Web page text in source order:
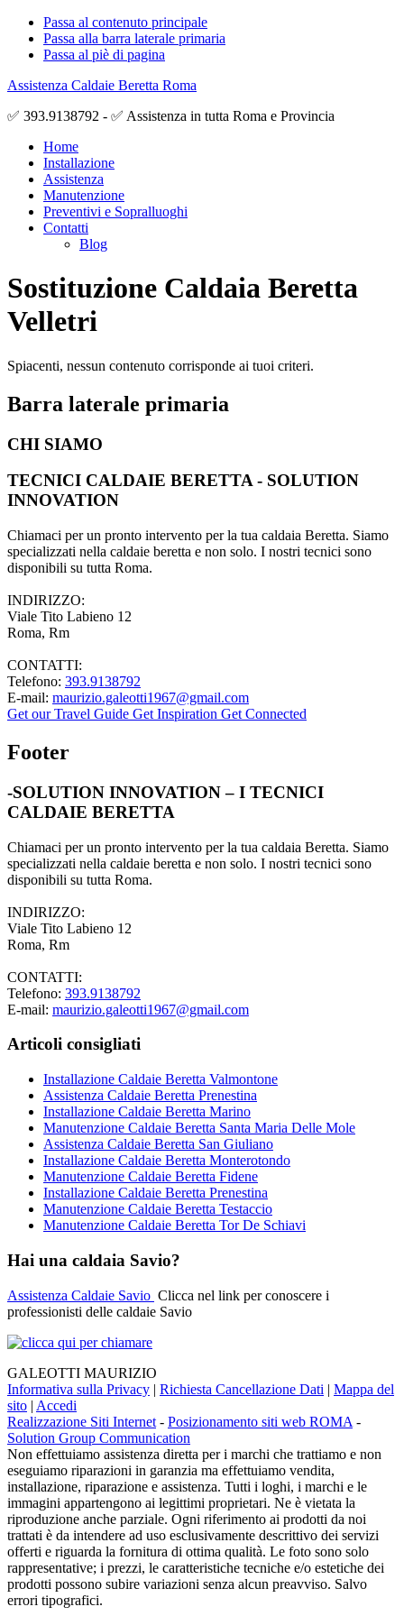
Passa al contenuto principale
Passa alla barra laterale primaria
Passa al piè di pagina
Assistenza Caldaie Beretta Roma
✅ 393.9138792 - ✅ Assistenza in tutta Roma e Provincia
Home
Installazione
Assistenza
Manutenzione
Preventivi e Sopralluoghi
Contatti
Blog
Sostituzione Caldaia Beretta
Velletri
Spiacenti, nessun contenuto corrisponde ai tuoi criteri.
Barra laterale primaria
CHI SIAMO
TECNICI CALDAIE BERETTA - SOLUTION
INNOVATION
Chiamaci per un pronto intervento per la tua caldaia Beretta. Siamo
specializzati nella caldaie beretta e non solo. I nostri tecnici sono
disponibili su tutta Roma.
INDIRIZZO:
Viale Tito Labieno 12
Roma, Rm
CONTATTI:
Telefono: 393.9138792
E-mail: maurizio.galeotti1967@gmail.com
Get our Travel Guide Get Inspiration Get Connected
Footer
-SOLUTION INNOVATION – I TECNICI
CALDAIE BERETTA
Chiamaci per un pronto intervento per la tua caldaia Beretta. Siamo
specializzati nella caldaie beretta e non solo. I nostri tecnici sono
disponibili su tutta Roma.
INDIRIZZO:
Viale Tito Labieno 12
Roma, Rm
CONTATTI:
Telefono: 393.9138792
E-mail: maurizio.galeotti1967@gmail.com
Articoli consigliati
Installazione Caldaie Beretta Valmontone
Assistenza Caldaie Beretta Prenestina
Installazione Caldaie Beretta Marino
Manutenzione Caldaie Beretta Santa Maria Delle Mole
Assistenza Caldaie Beretta San Giuliano
Installazione Caldaie Beretta Monterotondo
Manutenzione Caldaie Beretta Fidene
Installazione Caldaie Beretta Prenestina
Manutenzione Caldaie Beretta Testaccio
Manutenzione Caldaie Beretta Tor De Schiavi
Hai una caldaia Savio?
Assistenza Caldaie Savio Clicca nel link per conoscere i
professionisti delle caldaie Savio
GALEOTTI MAURIZIO
Informativa sulla Privacy | Richiesta Cancellazione Dati | Mappa del
sito | Accedi
Realizzazione Siti Internet - Posizionamento siti web ROMA -
Solution Group Communication
Non effettuiamo assistenza diretta per i marchi che trattiamo e non
eseguiamo riparazioni in garanzia ma effettuiamo vendita,
installazione, riparazione e assistenza. Tutti i loghi, i marchi e le
immagini appartengono ai legittimi proprietari. Ne è vietata la
riproduzione anche parziale. Ogni riferimento ai prodotti da noi
trattati è da intendere ad uso esclusivamente descrittivo dei servizi
offerti e riguarda la fornitura di ottima qualità. Le foto sono solo
rappresentative; i prezzi, le caratteristiche tecniche e/o estetiche dei
prodotti possono subire variazioni senza alcun preavviso. Salvo
errori tipografici.